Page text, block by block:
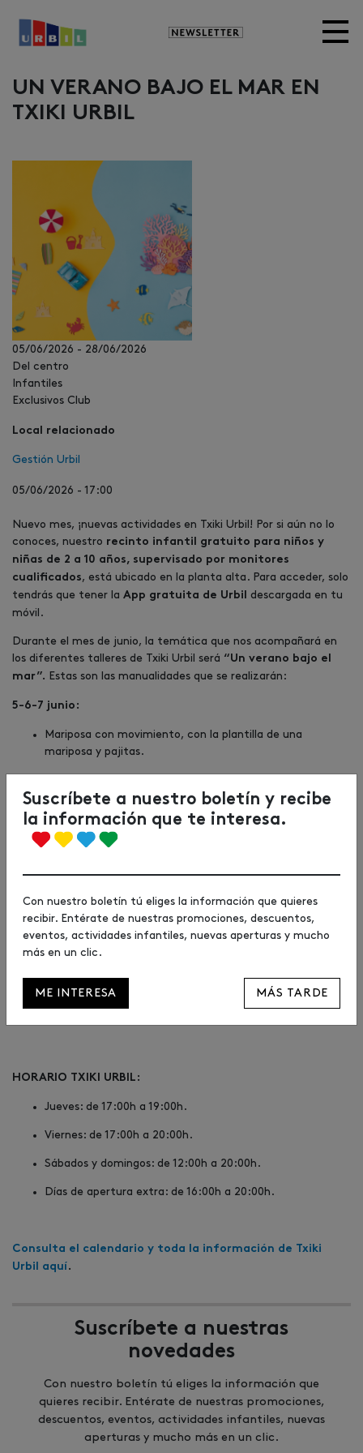
Newsletter
UN VERANO BAJO EL MAR EN
TXIKI URBIL
05/06/2026 - 28/06/2026
Del centro
Infantiles
Exclusivos Club
Local relacionado
Gestión Urbil
05/06/2026 - 17:00
Nuevo mes, ¡nuevas actividades en Txiki Urbil! Por si aún no lo
conoces, nuestro recinto infantil gratuito para niños y
niñas de 2 a 10 años, supervisado por monitores
cualificados, está ubicado en la planta alta. Para acceder, solo
tendrás que tener la App gratuita de Urbil descargada en tu
móvil.
Durante el mes de junio, la temática que nos acompañará en
los diferentes talleres de Txiki Urbil será “Un verano bajo el
mar”. Estas son las manualidades que se realizarán:
5-6-7 junio:
Mariposa con movimiento, con la plantilla de una
mariposa y pajitas.
Pulpo con cartulinas y rotuladores de diferentes colores.
Medusas con platos de cartón e hilo.
Tortugas con cartulina y papel de colores y con la parte
Sirenitas con cucharas de madera y otros materiales
(fieltro, goma eva, cartulinas de colores...).
Peces con pinzas, plantilla de peces y pinturas.
HORARIO TXIKI URBIL:
Jueves: de 17:00h a 19:00h.
Viernes: de 17:00h a 20:00h.
Sábados y domingos: de 12:00h a 20:00h.
Días de apertura extra: de 16:00h a 20:00h.
Consulta el calendario y toda la información de Txiki
Urbil aquí .
Suscríbete a nuestras
novedades
Con nuestro boletín tú eliges la información que
quieres recibir. Entérate de nuestras promociones,
descuentos, eventos, actividades infantiles, nuevas
aperturas y mucho más en un clic.
Suscríbete a nuestro boletín y recibe
la información que te interesa.
Con nuestro boletín tú eliges la información que quieres
recibir. Entérate de nuestras promociones, descuentos,
eventos, actividades infantiles, nuevas aperturas y mucho
más en un clic.
ME INTERESA MÁS TARDE